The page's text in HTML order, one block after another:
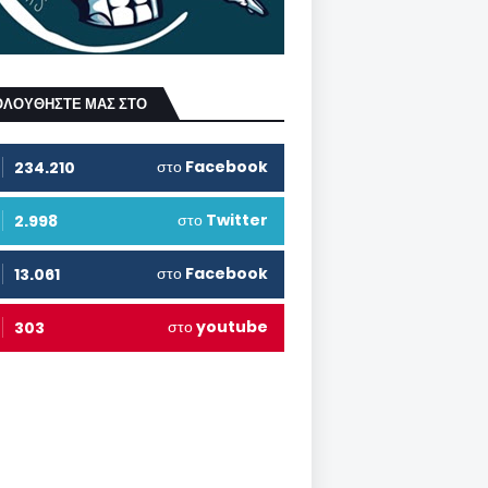
ΜΑΣ ΣΤΟ
234.210 στο Facebook
2.998 στο Twitter
13.061 στο Facebook
303 στοyoutube